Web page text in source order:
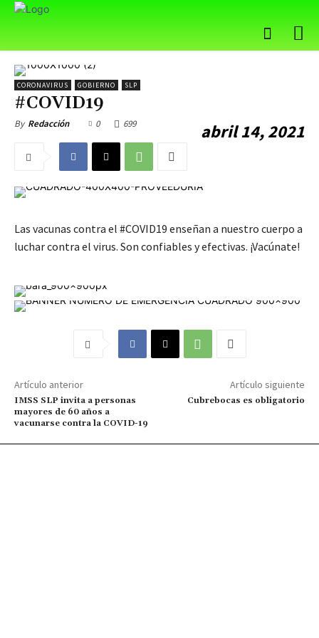
CORONAVIRUS GOBIERNO SLP
#COVID19
By Redacción abril 14, 2021
0 699
Las vacunas contra el #COVID19 enseñan a nuestro cuerpo a
luchar contra el virus. Son confiables y efectivas. ¡Vacúnate!
Artículo anterior
IMSS SLP invita a personas
mayores de 60 años a
vacunarse contra la COVID-19
Artículo siguiente
Cubrebocas es obligatorio